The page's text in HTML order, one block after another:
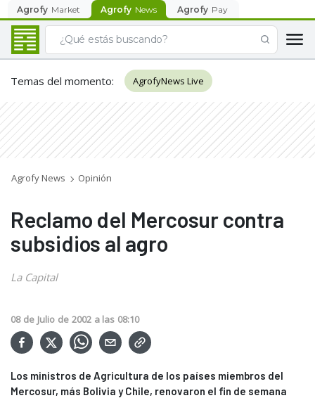
Agrofy Market Agrofy News Agrofy Pay
Temas del momento: AgrofyNews Live
Agrofy News Opinión
Reclamo del Mercosur contra
subsidios al agro
La Capital
08 de Julio de 2002 a las 08:10
Los ministros de Agricultura de los países miembros del
Mercosur, más Bolivia y Chile, renovaron el fin de semana